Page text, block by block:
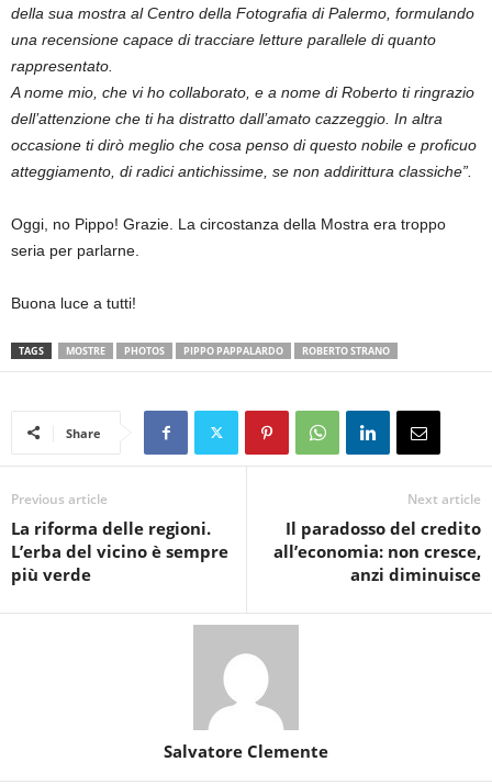
della sua mostra al Centro della Fotografia di Palermo, formulando
una recensione capace di tracciare letture parallele di quanto
rappresentato.
A nome mio, che vi ho collaborato, e a nome di Roberto ti ringrazio
dell’attenzione che ti ha distratto dall’amato cazzeggio. In altra
occasione ti dirò meglio che cosa penso diquesto nobile e proficuo
atteggiamento, di radici antichissime, se non addirittura classiche”.
Oggi, no Pippo! Grazie. La circostanza della Mostra era troppo
seria per parlarne.
Buona luce a tutti!
TAGS MOSTRE PHOTOS PIPPO PAPPALARDO ROBERTO STRANO
Share
Previous article
La riforma delle regioni.
L’erba del vicino è sempre
più verde
Next article
Il paradosso del credito
all’economia: non cresce,
anzi diminuisce
Salvatore Clemente